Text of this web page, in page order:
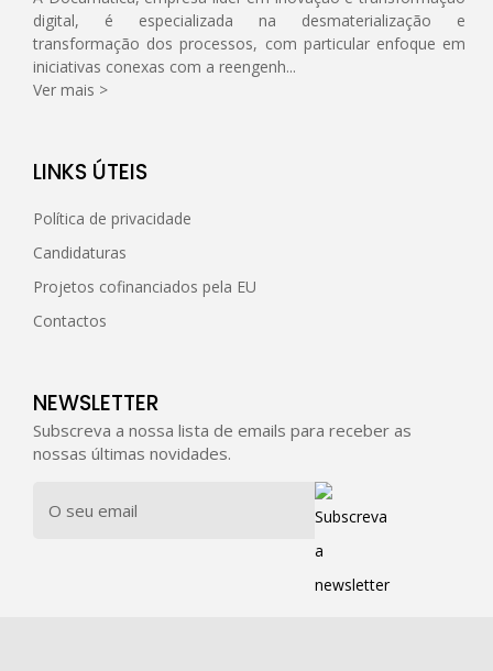
digital, é especializada na desmaterialização e
transformação dos processos, com particular enfoque em
iniciativas conexas com a reengenh...
Ver mais >
LINKS ÚTEIS
Política de privacidade
Candidaturas
Projetos cofinanciados pela EU
Contactos
NEWSLETTER
Subscreva a nossa lista de emails para receber as
nossas últimas novidades.